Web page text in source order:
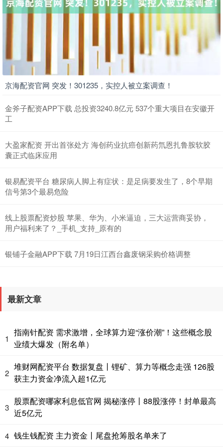
京海配资官网 突发！301235，实控人被立案调查！
金斧子配资APP下载 总投资3240.8亿元 537个重大项目在安徽开
工
大盈家配资 开出首张处方 海创药业抗癌创新药氘恩扎鲁胺软胶
囊正式临床应用
银易配资平台 糖尿病人脚上有症状：是足病要发生了，8个早期
信号第3个最易危险
线上股票配资炒股 苹果、华为、小米逼迫，三大运营商妥协，
用户福利来了？_手机_支持_原有的
银铺子金融APP下载 7月19日江西台鑫废钢采购价格调整
最新文章
1
指南针配资 需求激增，全球算力迎“涨价潮”！这些概念股
业绩大爆发（附名单）
2
堆财网配资平台 数据复盘丨锂矿、算力等概念走强 126股
获主力资金净流入超1亿元
3
股票配资哪家利息低官网 揭秘涨停丨88股涨停！封单最高
近5亿元
4 钱生钱配资 主力资金丨尾盘抢筹股名单来了